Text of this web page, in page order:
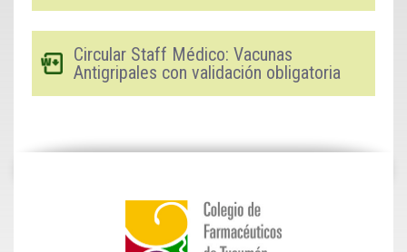
Circular Staff Médico: Vacunas
Antigripales con validación obligatoria